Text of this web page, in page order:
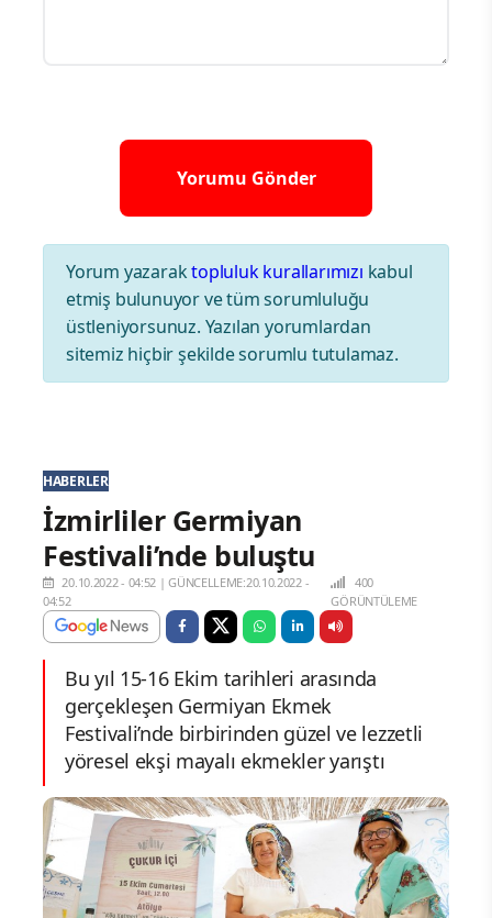
Yorum yazaraktopluluk kurallarımızı kabul
etmiş bulunuyor ve tüm sorumluluğu
üstleniyorsunuz. Yazılan yorumlardan
sitemiz hiçbir şekilde sorumlu tutulamaz.
HABERLER
İzmirliler Germiyan
Festivali’nde buluştu
20.10.2022 - 04:52 |GÜNCELLEME:20.10.2022 -
04:52
400
GÖRÜNTÜLEME
Bu yıl 15-16 Ekim tarihleri arasında
gerçekleşen Germiyan Ekmek
Festivali’nde birbirinden güzel ve lezzetli
yöresel ekşi mayalı ekmekler yarıştı